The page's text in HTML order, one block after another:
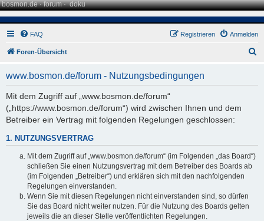
bosmon.de·forum·doku
FAQ Anmelden
Registrieren
Foren-Übersicht
www.bosmon.de/forum - Nutzungsbedingungen
Mit dem Zugriff auf „www.bosmon.de/forum“
(„https://www.bosmon.de/forum“) wird zwischen Ihnen und dem
Betreiber ein Vertrag mit folgenden Regelungen geschlossen:
1. NUTZUNGSVERTRAG
Mit dem Zugriff auf „www.bosmon.de/forum“ (im Folgenden „das Board“)
schließen Sie einen Nutzungsvertrag mit dem Betreiber des Boards ab
(im Folgenden „Betreiber“) und erklären sich mit den nachfolgenden
Regelungen einverstanden.
Wenn Sie mit diesen Regelungen nicht einverstanden sind, so dürfen
Sie das Board nicht weiter nutzen. Für die Nutzung des Boards gelten
jeweils die an dieser Stelle veröffentlichten Regelungen.